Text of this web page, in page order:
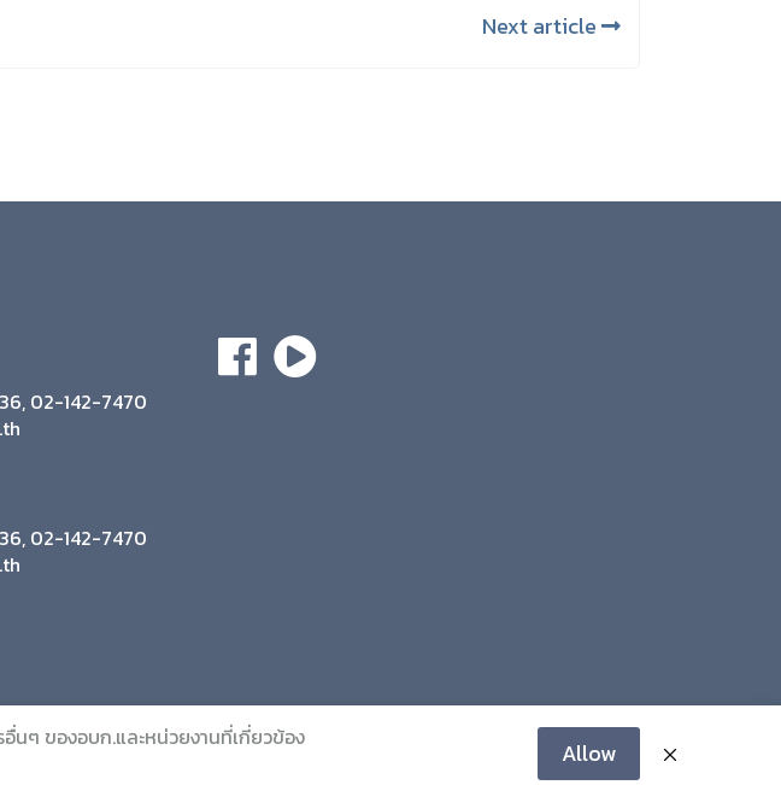
Next article
02-142-7470
02-142-7470
นๆ ของอบก.และหน่วยงานที่เกี่ยวข้อง Allow